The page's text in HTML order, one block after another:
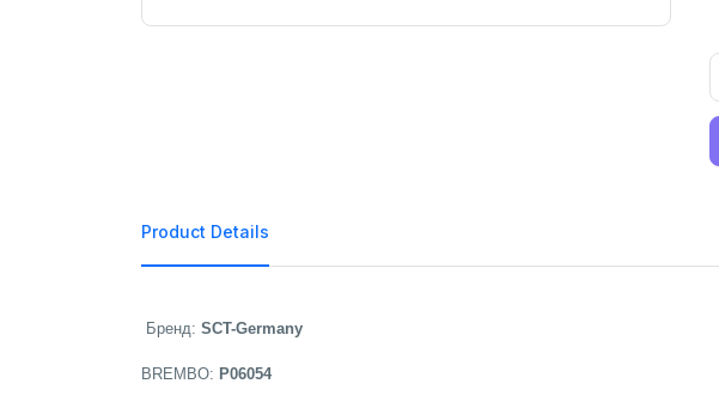
Product Details
Бренд: SCT-Germany
BREMBO: P06054